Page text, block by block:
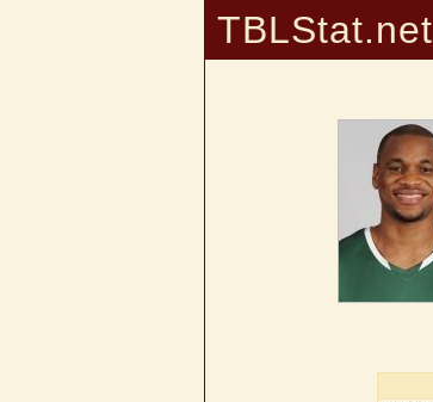
TBLStat.net